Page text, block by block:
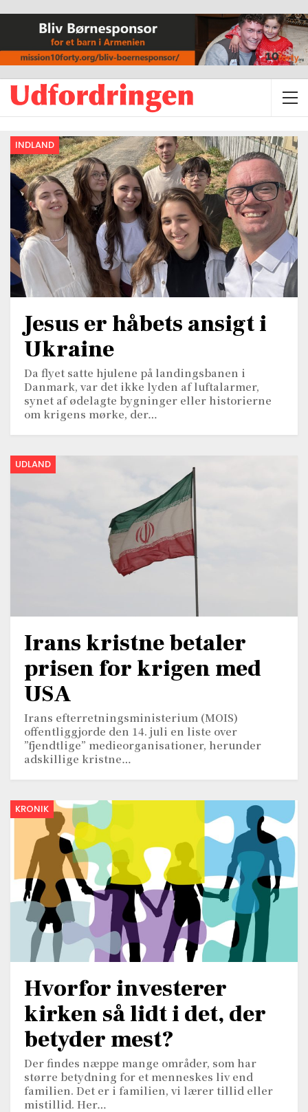
INDLAND
Jesus er håbets ansigt i
Ukraine
Da flyet satte hjulene på landingsbanen i
Danmark, var det ikke lyden af luftalarmer,
synet af ødelagte bygninger eller historierne
om krigens mørke, der…
UDLAND
Irans kristne betaler
prisen for krigen med
USA
Irans efterretningsministerium (MOIS)
offentliggjorde den 14. juli en liste over
”fjendtlige” medieorganisationer, herunder
adskillige kristne…
KRONIK
Hvorfor investerer
kirken så lidt i det, der
betyder mest?
Der findes næppe mange områder, som har
større betydning for et menneskes liv end
familien. Det er i familien, vi lærer tillid eller
mistillid. Her…